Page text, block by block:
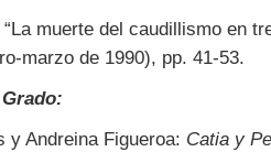
muerte del caudillismo en
marzo de 1990), pp. 41-53.
y Andreina Figueroa: Catia y